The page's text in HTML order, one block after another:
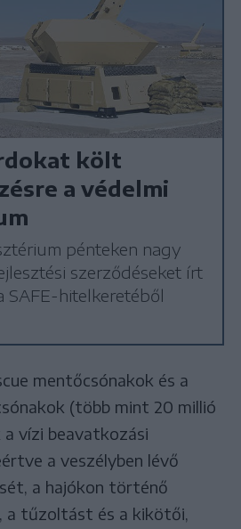
költ
a védelmi
pénteken nagy
szerződéseket írt
SAFE-hitelkeretéből
mentőcsónakok és a
(több mint 20 millió
vízi beavatkozási
a veszélyben lévő
a hajókon történő
a tűzoltást és a kikötői,